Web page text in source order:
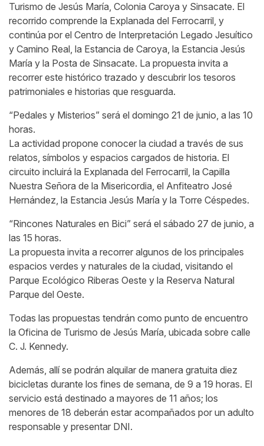
Turismo de Jesús María, Colonia Caroya y Sinsacate. El
recorrido comprende la Explanada del Ferrocarril, y
continúa por el Centro de Interpretación Legado Jesuítico
y Camino Real, la Estancia de Caroya, la Estancia Jesús
María y la Posta de Sinsacate. La propuesta invita a
recorrer este histórico trazado y descubrir los tesoros
patrimoniales e historias que resguarda.
“Pedales y Misterios” será el domingo 21 de junio, a las 10
horas.
La actividad propone conocer la ciudad a través de sus
relatos, símbolos y espacios cargados de historia. El
circuito incluirá la Explanada del Ferrocarril, la Capilla
Nuestra Señora de la Misericordia, el Anfiteatro José
Hernández, la Estancia Jesús María y la Torre Céspedes.
“Rincones Naturales en Bici” será el sábado 27 de junio, a
las 15 horas.
La propuesta invita a recorrer algunos de los principales
espacios verdes y naturales de la ciudad, visitando el
Parque Ecológico Riberas Oeste y la Reserva Natural
Parque del Oeste.
Todas las propuestas tendrán como punto de encuentro
la Oficina de Turismo de Jesús María, ubicada sobre calle
C. J. Kennedy.
Además, allí se podrán alquilar de manera gratuita diez
bicicletas durante los fines de semana, de 9 a 19 horas. El
servicio está destinado a mayores de 11 años; los
menores de 18 deberán estar acompañados por un adulto
responsable y presentar DNI.